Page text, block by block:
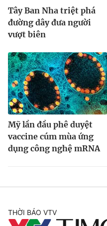
Tây Ban Nha triệt phá
đường dây đưa người
vượt biên
Mỹ lần đầu phê duyệt
vaccine cúm mùa ứng
dụng công nghệ mRNA
THỜI BÁO VTV